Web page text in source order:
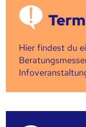
Hier findest du